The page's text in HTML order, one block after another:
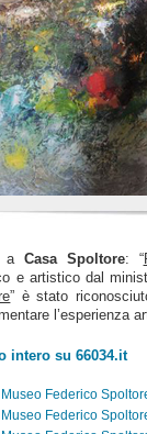
a Casa Spoltore: “
e artistico dal
” è stato
l’esperienza
intero su 66034.it